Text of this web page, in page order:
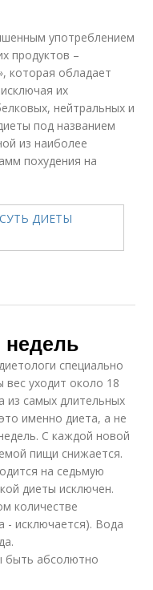
употреблением
продуктов –
которая обладает
их
нейтральных и
под названием
из наиболее
похудения на
недель
специально
уходит около 18
из самых длительных
именно диета, а не
С каждой новой
пищи снижается.
на седьмую
диеты исключен.
количестве
- исключается). Вода
быть абсолютно